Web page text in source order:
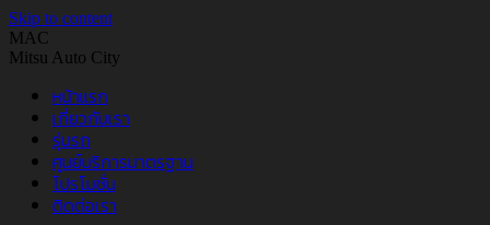
Skip to content
MAC
Mitsu Auto City
หน้าแรก
เกี่ยวกับเรา
รุ่นรถ
ศูนย์บริการมาตรฐาน
โปรโมชั่น
ติดต่อเรา